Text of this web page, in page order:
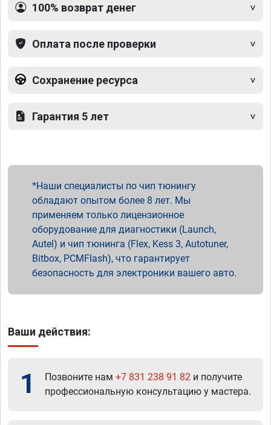
100% возврат денег
Оплата после проверки
Сохранение ресурса
Гарантия 5 лет
Наши специалисты по чип тюнингу
обладают опытом более 8 лет. Мы
применяем только лицензионное
оборудование для диагностики (Launch,
Autel) и чип тюнинга (Flex, Kess 3, Autotuner,
Bitbox, PCMFlash), что гарантирует
безопасность для электроники вашего авто.
Ваши действия:
1 Позвоните нам +7 831 238 91 82 и получите
профессиональную консультацию у мастера.